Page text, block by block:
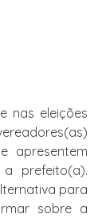
nas eleições
apresentem
prefeito(a).
para
sobre a